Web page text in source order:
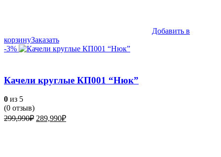
Добавить в
корзинуЗаказать
-3%
Качели круглые КП001 “Нюк”
0 из 5
(0 отзыв)
299,990₽ Первоначальная
289,990₽Текущая